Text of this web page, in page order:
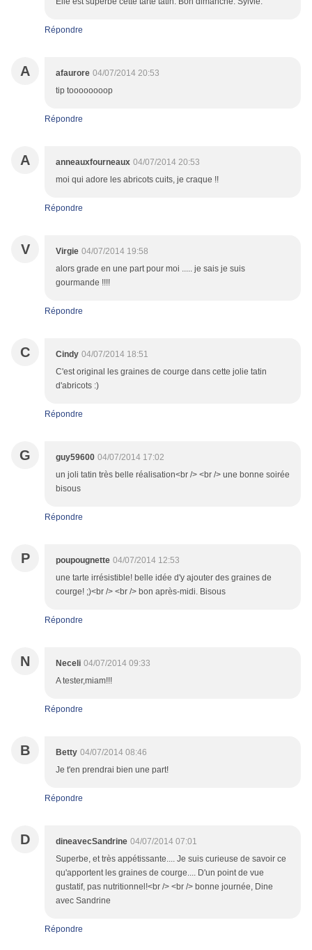
Répondre
A afaurore 04/07/2014 20:53
tip toooooooop
Répondre
A anneauxfourneaux 04/07/2014 20:53
moi qui adore les abricots cuits, je craque !!
Répondre
V Virgie 04/07/2014 19:58
alors grade en une part pour moi ..... je sais je suis
gourmande !!!!
Répondre
C Cindy 04/07/2014 18:51
C'est original les graines de courge dans cette jolie tatin
d'abricots :)
Répondre
G guy59600 04/07/2014 17:02
un joli tatin très belle réalisation<br /> <br /> une bonne soirée
bisous
Répondre
P poupougnette 04/07/2014 12:53
une tarte irrésistible! belle idée d'y ajouter des graines de
courge! ;)<br /> <br /> bon après-midi. Bisous
Répondre
N Neceli 04/07/2014 09:33
A tester,miam!!!
Répondre
B Betty 04/07/2014 08:46
Je t'en prendrai bien une part!
Répondre
D dineavecSandrine 04/07/2014 07:01
Superbe, et très appétissante.... Je suis curieuse de savoir ce
qu'apportent les graines de courge.... D'un point de vue
gustatif, pas nutritionnel!<br /> <br /> bonne journée, Dine
avec Sandrine
Répondre